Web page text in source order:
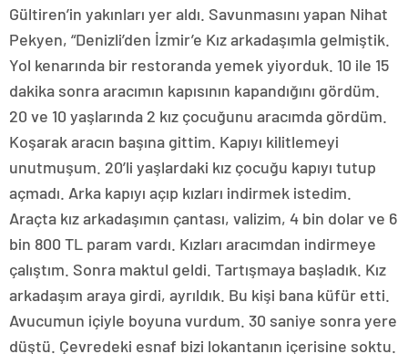
Gültiren’in yakınları yer aldı. Savunmasını yapan Nihat
Pekyen, “Denizli’den İzmir’e Kız arkadaşımla gelmiştik.
Yol kenarında bir restoranda yemek yiyorduk. 10 ile 15
dakika sonra aracımın kapısının kapandığını gördüm.
20 ve 10 yaşlarında 2 kız çocuğunu aracımda gördüm.
Koşarak aracın başına gittim. Kapıyı kilitlemeyi
unutmuşum. 20’li yaşlardaki kız çocuğu kapıyı tutup
açmadı. Arka kapıyı açıp kızları indirmek istedim.
Araçta kız arkadaşımın çantası, valizim, 4 bin dolar ve 6
bin 800 TL param vardı. Kızları aracımdan indirmeye
çalıştım. Sonra maktul geldi. Tartışmaya başladık. Kız
arkadaşım araya girdi, ayrıldık. Bu kişi bana küfür etti.
Avucumun içiyle boyuna vurdum. 30 saniye sonra yere
düştü. Çevredeki esnaf bizi lokantanın içerisine soktu.